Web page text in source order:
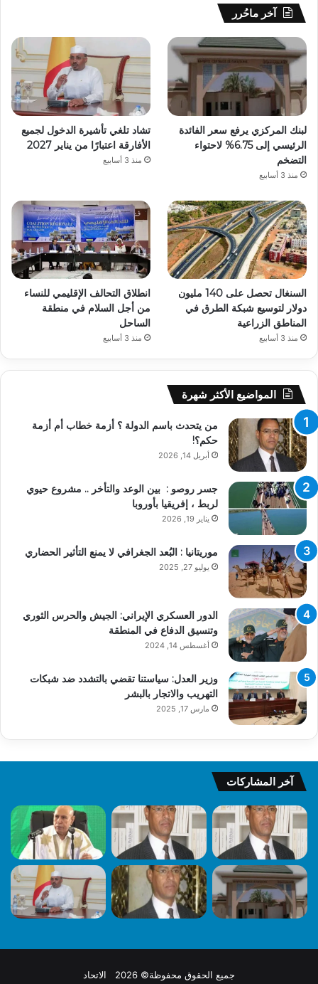
آخر ماحُرر
لبنك المركزي يرفع سعر الفائدة
الرئيسي إلى 6.75% لاحتواء
التضخم
منذ 3 أسابيع
تشاد تلغي تأشيرة الدخول لجميع
الأفارقة اعتبارًا من يناير 2027
منذ 3 أسابيع
السنغال تحصل على 140 مليون
دولار لتوسيع شبكة الطرق في
المناطق الزراعية
منذ 3 أسابيع
انطلاق التحالف الإقليمي للنساء
من أجل السلام في منطقة
الساحل
منذ 3 أسابيع
المواضيع الأكثر شهرة
من يتحدث باسم الدولة ؟ أزمة خطاب أم أزمة
حكم؟!
أبريل 14, 2026
جسر روصو : بين الوعد والتأخر .. مشروع حيوي
لربط ، إفريقيا بأوروبا
يناير 19, 2026
موريتانيا : البُعد الجغرافي لا يمنع التأثير الحضاري
يوليو 27, 2025
الدور العسكري الإيراني: الجيش والحرس الثوري
وتنسيق الدفاع في المنطقة
أغسطس 14, 2024
وزير العدل: سياستنا تقضي بالتشدد ضد شبكات
التهريب والاتجار بالبشر
مارس 17, 2025
آخر المشاركات
جميع الحقوق محفوظة© 2026 الاتحاد